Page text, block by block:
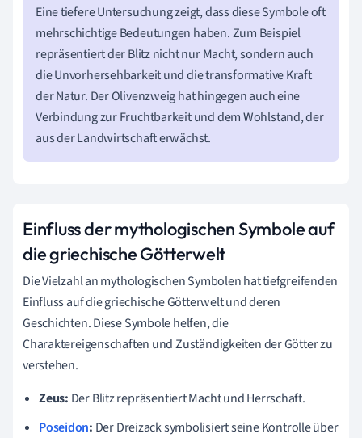
Eine tiefere Untersuchung zeigt, dass diese Symbole oft
mehrschichtige Bedeutungen haben. Zum Beispiel
repräsentiert der Blitz nicht nur Macht, sondern auch
die Unvorhersehbarkeit und die transformative Kraft
der Natur. Der Olivenzweig hat hingegen auch eine
Verbindung zur Fruchtbarkeit und dem Wohlstand, der
aus der Landwirtschaft erwächst.
Einfluss der mythologischen Symbole auf
die griechische Götterwelt
Die Vielzahl an mythologischen Symbolen hat tiefgreifenden
Einfluss auf die griechische Götterwelt und deren
Geschichten. Diese Symbole helfen, die
Charaktereigenschaften und Zuständigkeiten der Götter zu
verstehen.
Zeus: Der Blitz repräsentiert Macht und Herrschaft.
Poseidon: Der Dreizack symbolisiert seine Kontrolle über